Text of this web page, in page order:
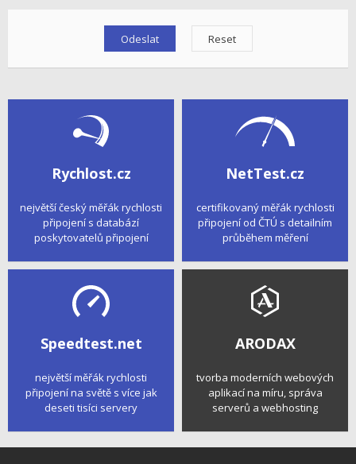
Rychlost.cz
největší český měřák rychlosti
připojení s databází
poskytovatelů připojení
NetTest.cz
certifikovaný měřák rychlosti
připojení od ČTÚ s detailním
průběhem měření
Speedtest.net
největší měřák rychlosti
připojení na světě s více jak
deseti tisíci servery
ARODAX
tvorba moderních webových
aplikací na míru, správa
serverů a webhosting